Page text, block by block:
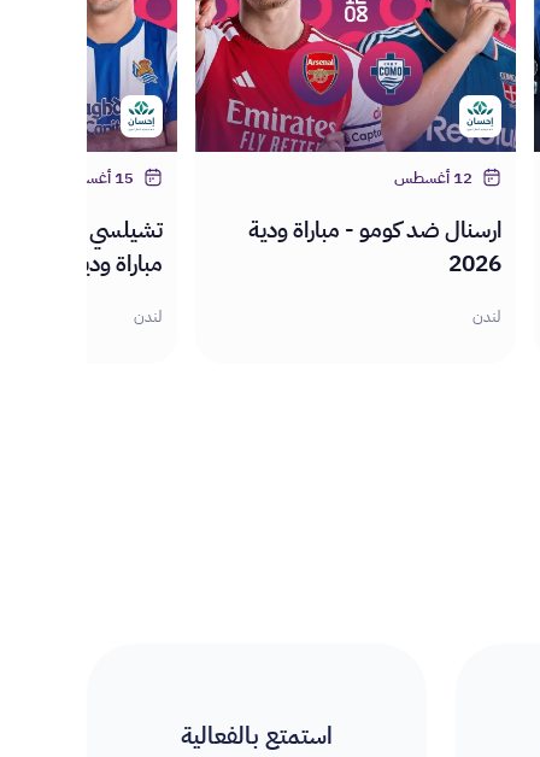
12 أغسطس
ارسنال ضد كومو - مباراة ودية
2026
لندن
15 أغسطس
تشيلسي ضد ريال
مباراة ودية 2026
لندن
استمتع بالفعالية